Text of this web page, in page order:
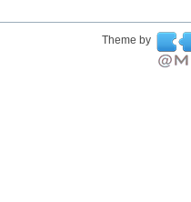
Theme by